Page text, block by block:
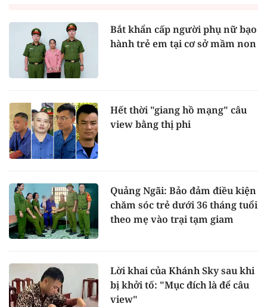
Bắt khẩn cấp người phụ nữ bạo
hành trẻ em tại cơ sở mầm non
Hết thời "giang hồ mạng" câu
view bằng thị phi
Quảng Ngãi: Bảo đảm điều kiện
chăm sóc trẻ dưới 36 tháng tuổi
theo mẹ vào trại tạm giam
Lời khai của Khánh Sky sau khi
bị khởi tố: "Mục đích là để câu
view"